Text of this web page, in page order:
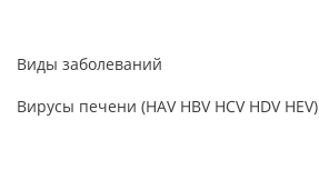
Виды заболеваний
Вирусы печени (HAV HBV HCV HDV HEV)